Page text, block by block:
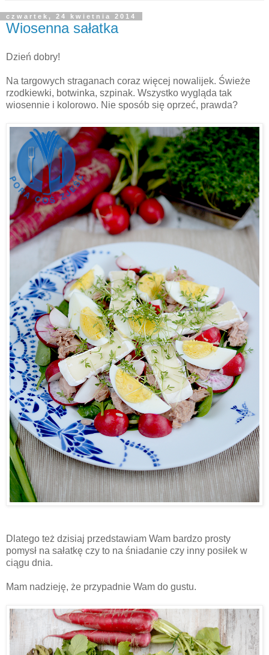
czwartek, 24 kwietnia 2014
Wiosenna sałatka
Dzień dobry!
Na targowych straganach coraz więcej nowalijek. Świeże
rzodkiewki, botwinka, szpinak. Wszystko wygląda tak
wiosennie i kolorowo. Nie sposób się oprzeć, prawda?
Dlatego też dzisiaj przedstawiam Wam bardzo prosty
pomysł na sałatkę czy to na śniadanie czy inny posiłek w
ciągu dnia.
Mam nadzieję, że przypadnie Wam do gustu.